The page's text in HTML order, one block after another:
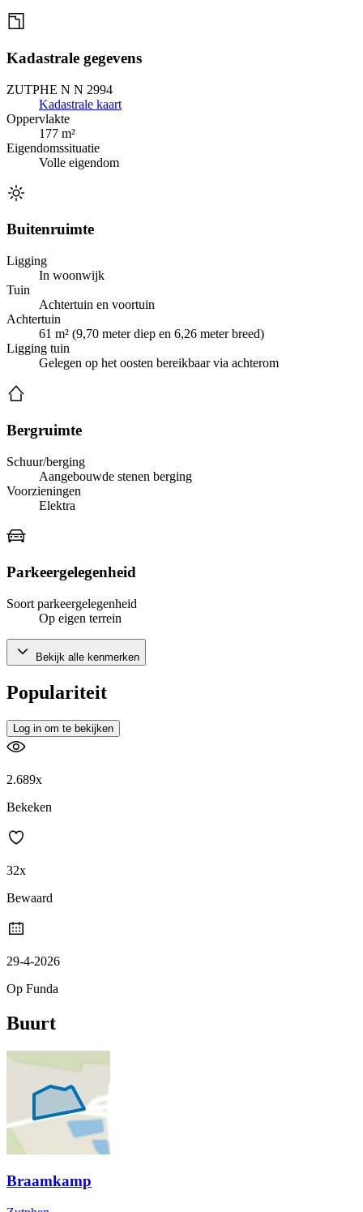
Kadastrale gegevens
ZUTPHE N N 2994
Kadastrale kaart
Oppervlakte
177 m²
Eigendomssituatie
Volle eigendom
Buitenruimte
Ligging
In woonwijk
Tuin
Achtertuin en voortuin
Achtertuin
61 m² (9,70 meter diep en 6,26 meter breed)
Ligging tuin
Gelegen op het oosten bereikbaar via achterom
Bergruimte
Schuur/berging
Aangebouwde stenen berging
Voorzieningen
Elektra
Parkeergelegenheid
Soort parkeergelegenheid
Op eigen terrein
Bekijk alle kenmerken
Populariteit
Log in om te bekijken
2.689x
Bekeken
32x
Bewaard
29-4-2026
Op Funda
Buurt
Braamkamp